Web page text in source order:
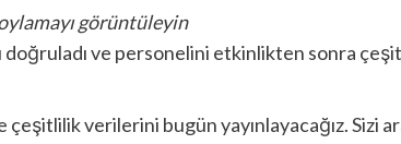
görüntüleyin
ve personelini etkinlikten sonra
verilerini bugün yayınlayacağız. Sizi